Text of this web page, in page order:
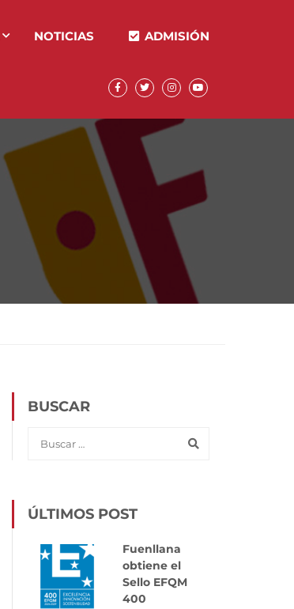
NOTICIAS ADMISIÓN
BUSCAR
ÚLTIMOS POST
Fuenllana
obtiene el
Sello EFQM
400